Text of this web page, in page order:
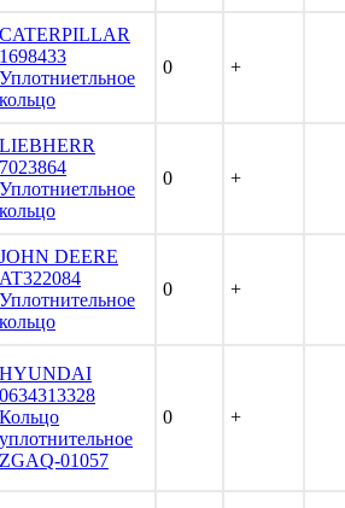
CATERPILLAR
1698433
Уплотниетльное
кольцо
0 +
LIEBHERR
7023864
Уплотниетльное
кольцо
0 +
JOHN DEERE
AT322084
Уплотнительное
кольцо
0 +
HYUNDAI
0634313328
Кольцо
уплотнительное
ZGAQ-01057
0 +